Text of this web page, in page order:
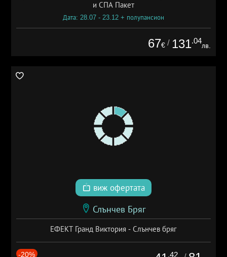
и СПА Пакет
Дата: 28.07 - 23.12 + полупансион
67€ / 131.04
лв.
виж офертата
Слънчев Бряг
ЕФЕКТ Гранд Виктория - Слънчев бряг
-20% .42